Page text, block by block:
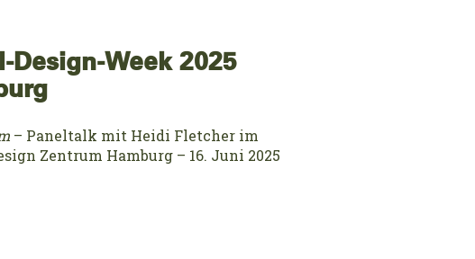
Design-Week 2025
– Paneltalk mit Heidi Fletcher im
Zentrum Hamburg – 16. Juni 2025